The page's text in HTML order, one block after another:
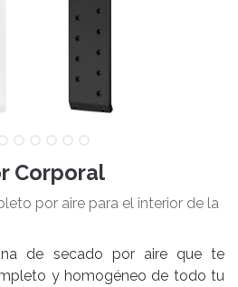
Corporal
por aire para el interior de la
de secado por aire que te
y homogéneo de todo tu